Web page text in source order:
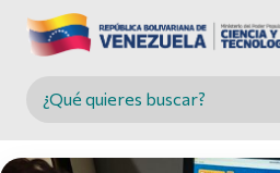
Buscar en MINCYT